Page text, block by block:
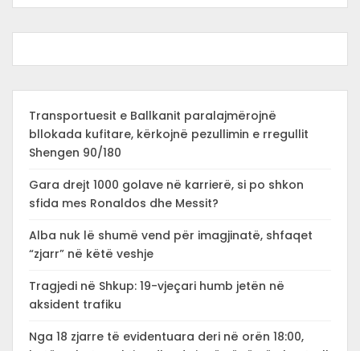
Transportuesit e Ballkanit paralajmërojnë
bllokada kufitare, kërkojnë pezullimin e rregullit
Shengen 90/180
Gara drejt 1000 golave në karrierë, si po shkon
sfida mes Ronaldos dhe Messit?
Alba nuk lë shumë vend për imagjinatë, shfaqet
“zjarr” në këtë veshje
Tragjedi në Shkup: 19-vjeçari humb jetën në
aksident trafiku
Nga 18 zjarre të evidentuara deri në orën 18:00,